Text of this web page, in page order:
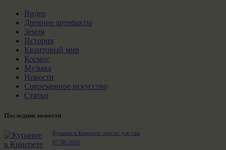
Видео
Древние артефакты
Земля
История
Квантовый мир
Космос
Музыка
Новости
Современное искусство
Статьи
Последние новости
Купание в Кинерете опасно для глаз
07.08.2026